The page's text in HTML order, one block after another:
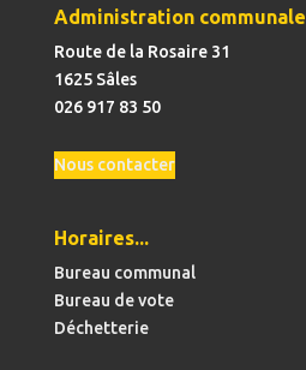
Administration communale
Route de la Rosaire 31
1625 Sâles
026 917 83 50
Nous contacter
Horaires...
Bureau communal
Bureau de vote
Déchetterie